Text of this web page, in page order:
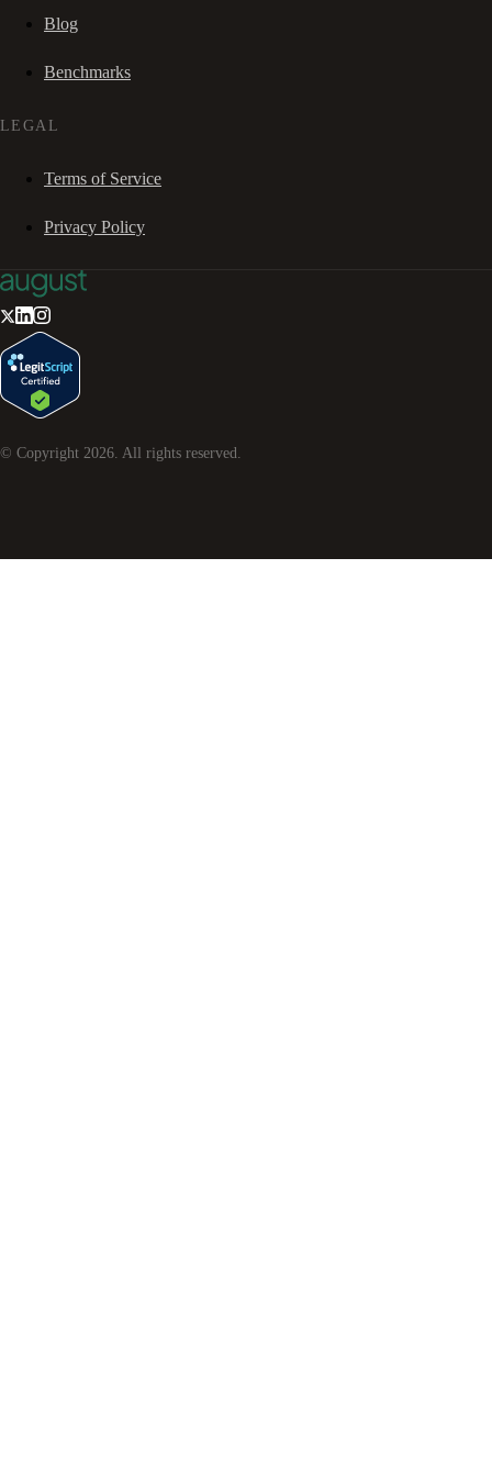
Blog
Benchmarks
LEGAL
Terms of Service
Privacy Policy
© Copyright 2026. All rights reserved.